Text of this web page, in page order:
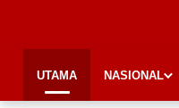
UTAMA NASIONAL